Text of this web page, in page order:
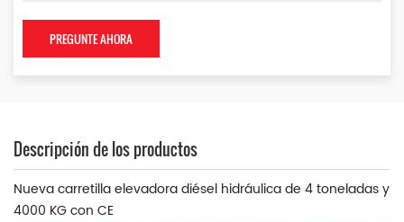
PREGUNTE AHORA
Descripción de los productos
Nueva carretilla elevadora diésel hidráulica de 4 toneladas y
4000 KG con CE